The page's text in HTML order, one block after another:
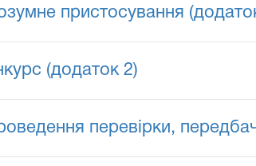
пристосування
(додаток 2)
перевірки,